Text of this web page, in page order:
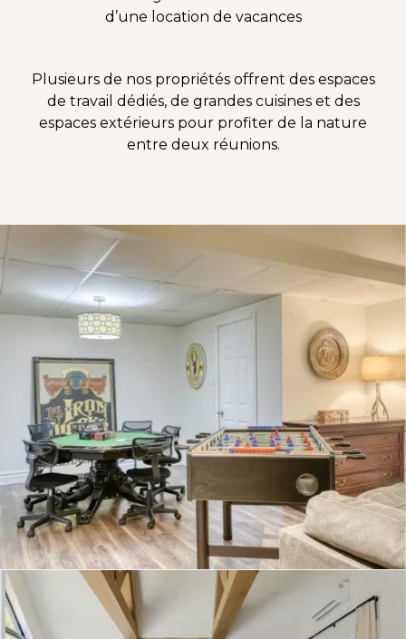
d’une location de vacances
Plusieurs de nos propriétés offrent des espaces
de travail dédiés, de grandes cuisines et des
espaces extérieurs pour profiter de la nature
entre deux réunions.